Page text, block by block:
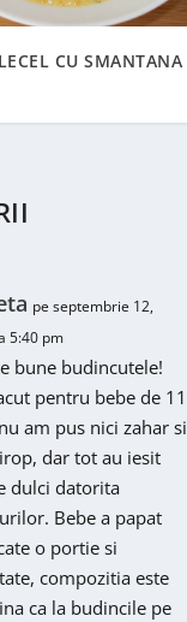
CU SMANTANA
pe septembrie 12,
5:40 pm
bune budincutele!
pentru bebe de 11
am pus nici zahar si
dar tot au iesit
dulci datorita
Bebe a papat
o portie si
compozitia este
ca la budincile pe